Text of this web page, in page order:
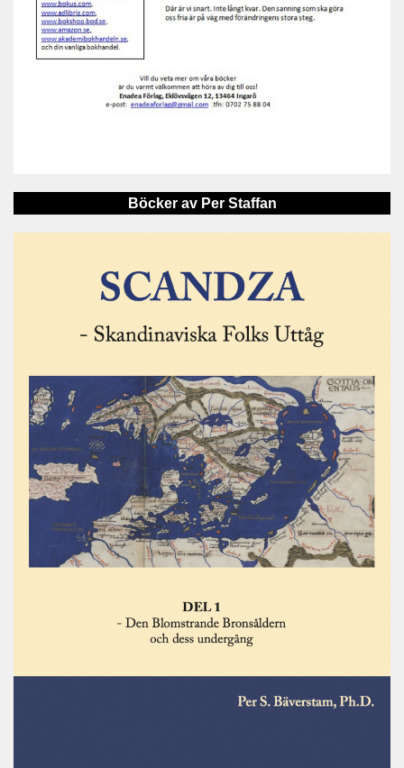
Böcker av Per Staffan